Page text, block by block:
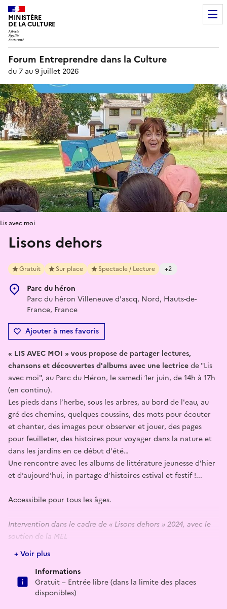
MINISTÈRE
DE LA CULTURE
Forum Entreprendre dans la Culture
du 7 au 9 juillet 2026
Lisons dehors
Gratuit Sur place Spectacle / Lecture +2
Parc du héron
Parc du héron Villeneuve d'ascq, Nord, Hauts-de-
France, France
Ajouter à mes favoris
Lis avec moi
« LIS AVEC MOI » vous propose de partager lectures,
chansons et découvertes d'albums avec une lectricede "Lis
avec moi", au Parc du Héron, le samedi 1er juin, de 14h à 17h
(en continu).
Les pieds dans l’herbe, sous les arbres, au bord de l'eau, au
gré des chemins, quelques coussins, des mots pour écouter
et chanter, des images pour observer et jouer, des pages
pour feuilleter, des histoires pour voyager dans la nature et
dans les jardins en ce début d'été…
Une rencontre avec les albums de littérature jeunesse d’hier
et d’aujourd’hui, in partage d’histoires estival et festif !...
Accessibile pour tous les âges.
Intervention dans le cadre de « Lisons dehors » 2024, avec le
soutien de la MEL
+ Voir plus
Informations
Gratuit – Entrée libre (dans la limite des places
disponibles)